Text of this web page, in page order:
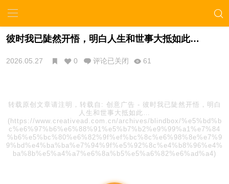
彼时我已陡然开悟，明白人生和世事大抵如此…
2026.05.27 0 评论已关闭 61
转载原创文章请注明，转载自: 创意广告 - 彼时我已陡然开悟，明白
人生和世事大抵如此…
(https://www.creativead.com.cn/archives/blindbox/%e5%bd%b
c%e6%97%b6%e6%88%91%e5%b7%b2%e9%99%a1%e7%84
%b6%e5%bc%80%e6%82%9f%ef%bc%8c%e6%98%8e%e7%9
9%bd%e4%ba%ba%e7%94%9f%e5%92%8c%e4%b8%96%e4%
ba%8b%e5%a4%a7%e6%8a%b5%e5%a6%82%e6%ad%a4)